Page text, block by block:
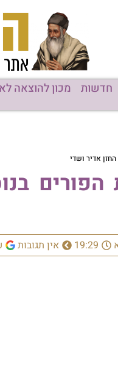
חדשות מכון להוצאה
אדיר ושדי
הפורים
19:29 אין תגובות